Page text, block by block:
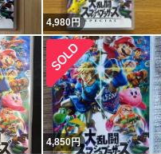
4,980円
4,850円